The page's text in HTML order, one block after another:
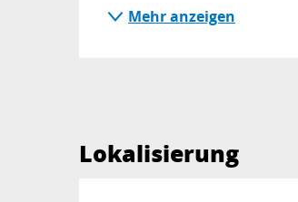
Mehr anzeigen
Lokalisierung